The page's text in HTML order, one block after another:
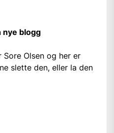
nye blogg
Olsen og her er
slette den, eller la den